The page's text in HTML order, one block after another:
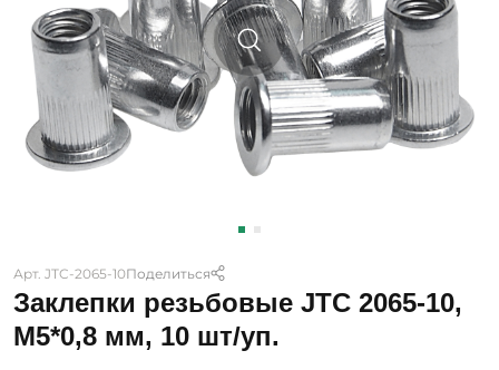
Арт. JTC-2065-10Поделиться
Заклепки резьбовые JTC 2065-10,
M5*0,8 мм, 10 шт/уп.